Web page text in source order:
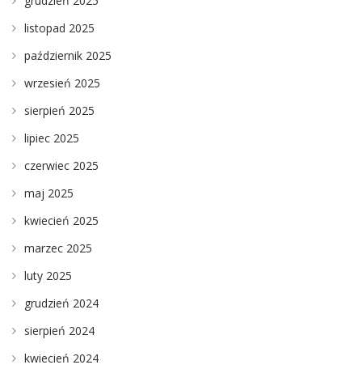
listopad 2025
październik 2025
wrzesień 2025
sierpień 2025
lipiec 2025
czerwiec 2025
maj 2025
kwiecień 2025
marzec 2025
luty 2025
grudzień 2024
sierpień 2024
kwiecień 2024